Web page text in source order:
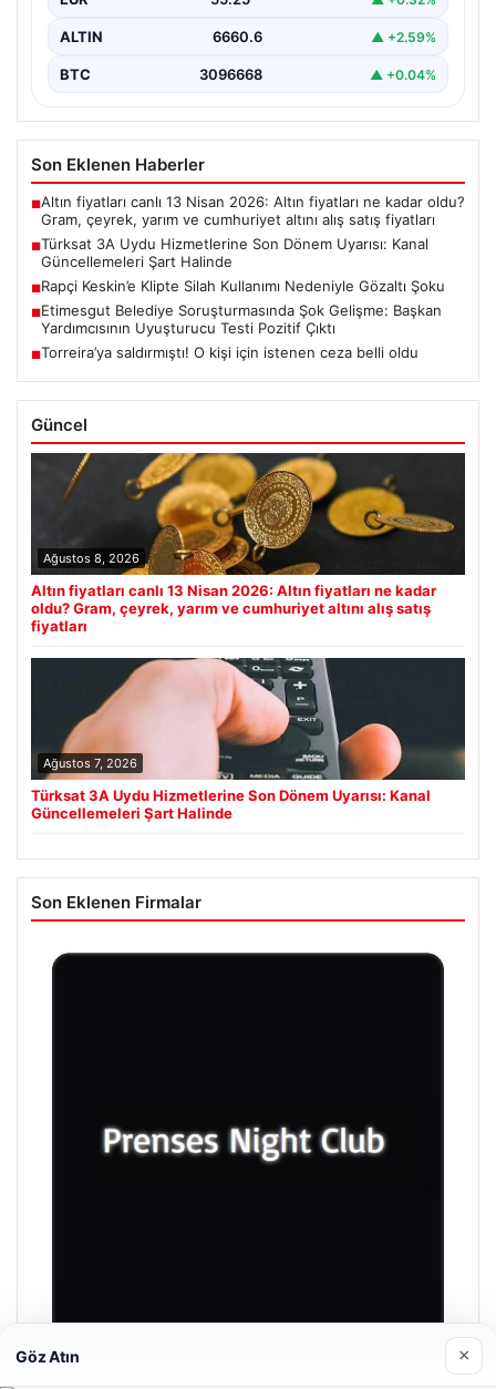
ALTIN 6660.6 ▲ +2.59%
BTC 3096668 ▲ +0.04%
Son Eklenen Haberler
■Altın fiyatları canlı 13 Nisan 2026: Altın fiyatları ne kadar oldu?
Gram, çeyrek, yarım ve cumhuriyet altını alış satış fiyatları
■Türksat 3A Uydu Hizmetlerine Son Dönem Uyarısı: Kanal
Güncellemeleri Şart Halinde
■Rapçi Keskin’e Klipte Silah Kullanımı Nedeniyle Gözaltı Şoku
■Etimesgut Belediye Soruşturmasında Şok Gelişme: Başkan
Yardımcısının Uyuşturucu Testi Pozitif Çıktı
■Torreira’ya saldırmıştı! O kişi için istenen ceza belli oldu
Güncel
Ağustos 8, 2026
Altın fiyatları canlı 13 Nisan 2026: Altın fiyatları ne kadar
oldu? Gram, çeyrek, yarım ve cumhuriyet altını alış satış
fiyatları
Ağustos 7, 2026
Türksat 3A Uydu Hizmetlerine Son Dönem Uyarısı: Kanal
Güncellemeleri Şart Halinde
Son Eklenen Firmalar
Göz Atın ×